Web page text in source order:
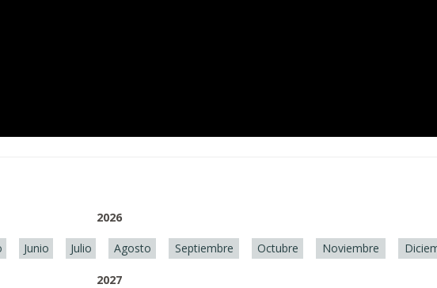
2026
Junio Julio Agosto Septiembre Octubre Noviembre
2027